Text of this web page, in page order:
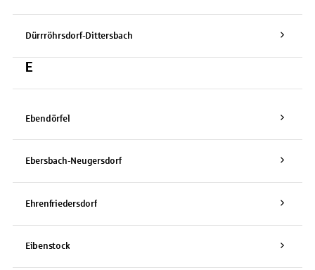
Dürrröhrsdorf-Dittersbach
E
Ebendörfel
Ebersbach-Neugersdorf
Ehrenfriedersdorf
Eibenstock